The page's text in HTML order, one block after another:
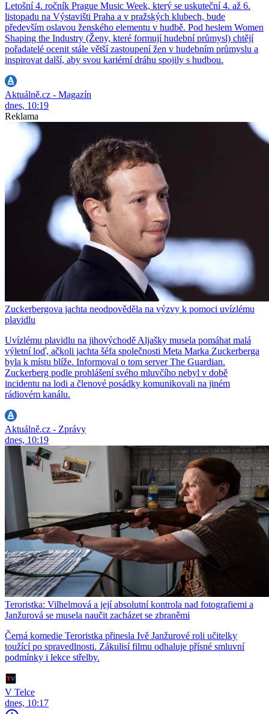
Letošní 4. ročník Prague Music Week, který se uskuteční 4. až 6.
listopadu na Výstavišti Praha a v pražských klubech, bude
především oslavou ženského elementu v hudbě. Pod heslem Women
Shaping the Industry (Ženy, které formují hudební průmysl) chtějí
pořadatelé ocenit stále větší zastoupení žen v hudebním průmyslu a
inspirovat další, aby svou kariérní dráhu spojily s hudbou.
Aktuálně.cz - Magazín
dnes, 10:19
Reklama
Zuckerbergova jachta neodpověděla na výzvy k pomoci uvízlému
plavidlu
Uvízlému plavidlu na jihovýchodě Aljašky musela pomáhat malá
výletní loď, ačkoli jachta šéfa společnosti Meta Marka Zuckerberga
byla k místu blíže. Informoval o tom server The Guardian.
Zuckerberg podle prohlášení svého mluvčího nebyl v době
incidentu na lodi a členové posádky komunikovali na jiném
rádiovém kanálu.
Aktuálně.cz - Zprávy
dnes, 10:19
Teroristka: Vilhelmová a její absolutní kontrola nad fotografiemi a
Janžurová se musela naučit zacházet se zbraněmi
Černá komedie Teroristka přinesla Ivě Janžurové roli učitelky
toužící po spravedlnosti. Zákulisí filmu odhaluje přísné smluvní
podmínky i lekce střelby.
V Telce
dnes, 10:17